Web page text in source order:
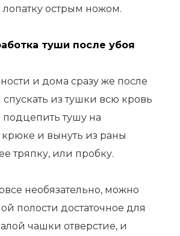
острым ножом.
туши после убоя
и дома сразу же после
спускать из тушки всю кровь
тушу на
и вынуть из раны
тряпку, или пробку.
необязательно, можно
полости достаточное для
чашки отверстие, и